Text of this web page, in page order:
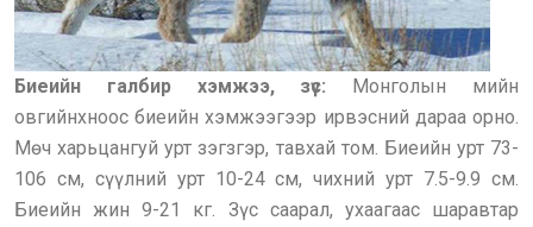
Биеийн галбир хэмжээ, зүс:
Монголын мийн
овгийнхноос биеийн хэмжээгээр ирвэсний дараа орно.
Мөч харьцангуй урт зэгзгэр, тавхай том. Биеийн урт 73-
106 см, сүүлний урт 10-24 см, чихний урт 7.5-9.9 см.
Биеийн жин 9-21 кг. Зүс саарал, ухаагаас шаравтар